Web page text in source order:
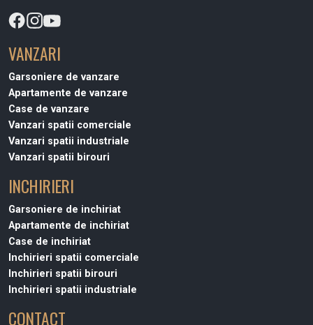
VANZARI
Garsoniere de vanzare
Apartamente de vanzare
Case de vanzare
Vanzari spatii comerciale
Vanzari spatii industriale
Vanzari spatii birouri
INCHIRIERI
Garsoniere de inchiriat
Apartamente de inchiriat
Case de inchiriat
Inchirieri spatii comerciale
Inchirieri spatii birouri
Inchirieri spatii industriale
CONTACT